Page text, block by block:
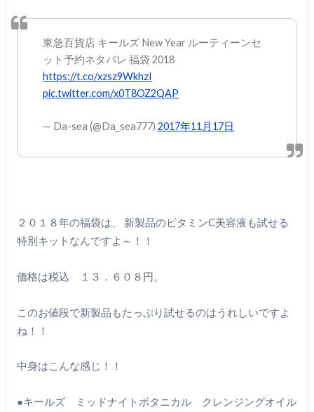
東急百貨店 キールズ New Year ルーティーンセ
ット予約ネタバレ 福袋 2018
https://t.co/xzsz9WkhzI
pic.twitter.com/x0T8OZ2QAP
— Da-sea (@Da_sea777)2017年11月17日
２０１８年の福袋は、 新製品のビタミンC美容液も試せる
特別キットなんですよ～！！
価格は税込 １３．６０８円。
このお値段で新製品もたっぷり試せるのはうれしいですよ
ね！！
中身はこんな感じ！！
●キールズ ミッドナイトボタニカル クレンジングオイル